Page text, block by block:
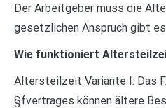
Der Arbeitgeber muss die
gesetzlichen Anspruch gibt
Wie funktioniert
Altersteilzeit Variante I: Das
§fvertrages können ältere